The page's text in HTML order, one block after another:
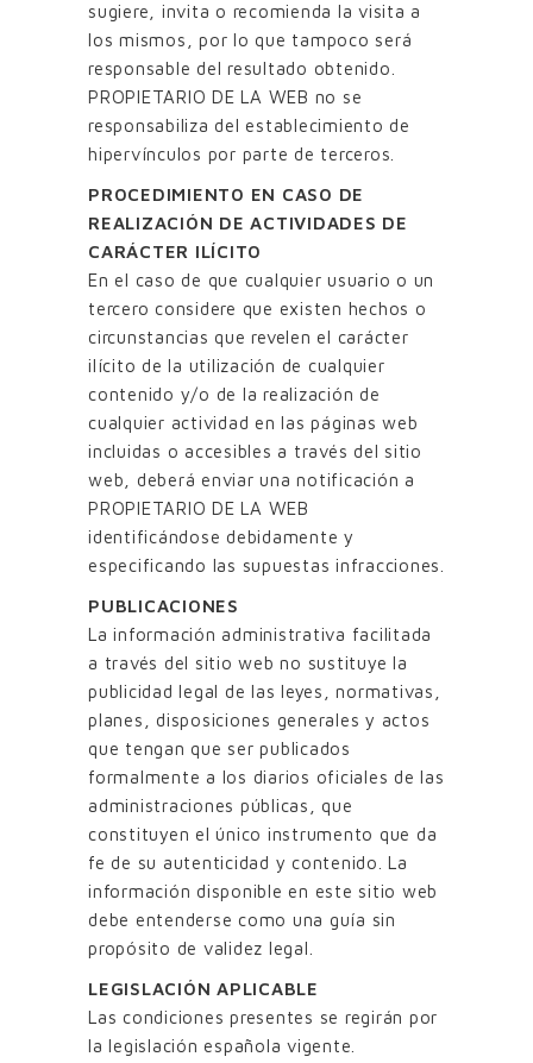
sugiere, invita o recomienda la visita a
los mismos, por lo que tampoco será
responsable del resultado obtenido.
PROPIETARIO DE LA WEB no se
responsabiliza del establecimiento de
hipervínculos por parte de terceros.
PROCEDIMIENTO EN CASO DE
REALIZACIÓN DE ACTIVIDADES DE
CARÁCTER ILÍCITO
En el caso de que cualquier usuario o un
tercero considere que existen hechos o
circunstancias que revelen el carácter
ilícito de la utilización de cualquier
contenido y/o de la realización de
cualquier actividad en las páginas web
incluidas o accesibles a través del sitio
web, deberá enviar una notificación a
PROPIETARIO DE LA WEB
identificándose debidamente y
especificando las supuestas infracciones.
PUBLICACIONES
La información administrativa facilitada
a través del sitio web no sustituye la
publicidad legal de las leyes, normativas,
planes, disposiciones generales y actos
que tengan que ser publicados
formalmente a los diarios oficiales de las
administraciones públicas, que
constituyen el único instrumento que da
fe de su autenticidad y contenido. La
información disponible en este sitio web
debe entenderse como una guía sin
propósito de validez legal.
LEGISLACIÓN APLICABLE
Las condiciones presentes se regirán por
la legislación española vigente.